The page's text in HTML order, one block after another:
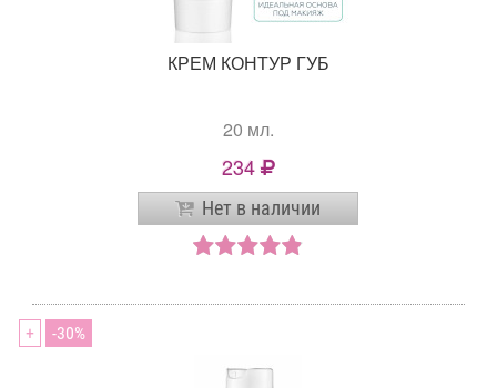
КРЕМ КОНТУР ГУБ
20 мл.
234
Нет в наличии
+ 30